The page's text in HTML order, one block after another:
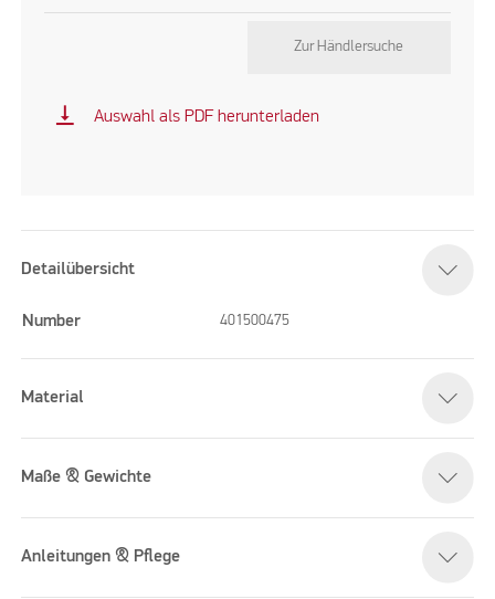
Zur Händlersuche
vertical_align_bottom Auswahl als PDF herunterladen
Detailübersicht
Number 401500475
Material
Maße & Gewichte
Anleitungen & Pflege